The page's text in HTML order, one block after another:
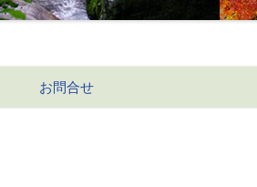
コ
ン
お問合せ